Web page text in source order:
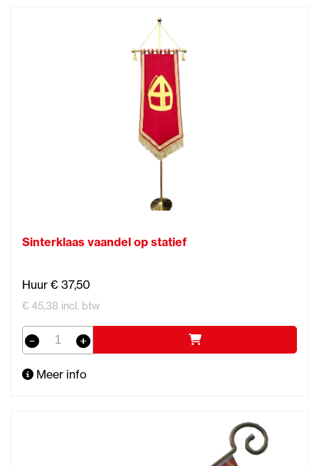
Sinterklaas vaandel op statief
Huur € 37,50
€ 45,38 incl. btw
Meer info